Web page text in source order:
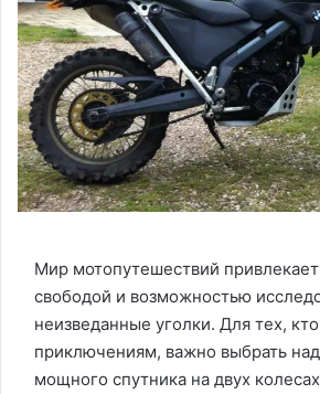
Мир мотопутешествий
свободой и возможностью
неизведанные уголки. Для тех,
приключениям, важно выбрать
мощного спутника на двух